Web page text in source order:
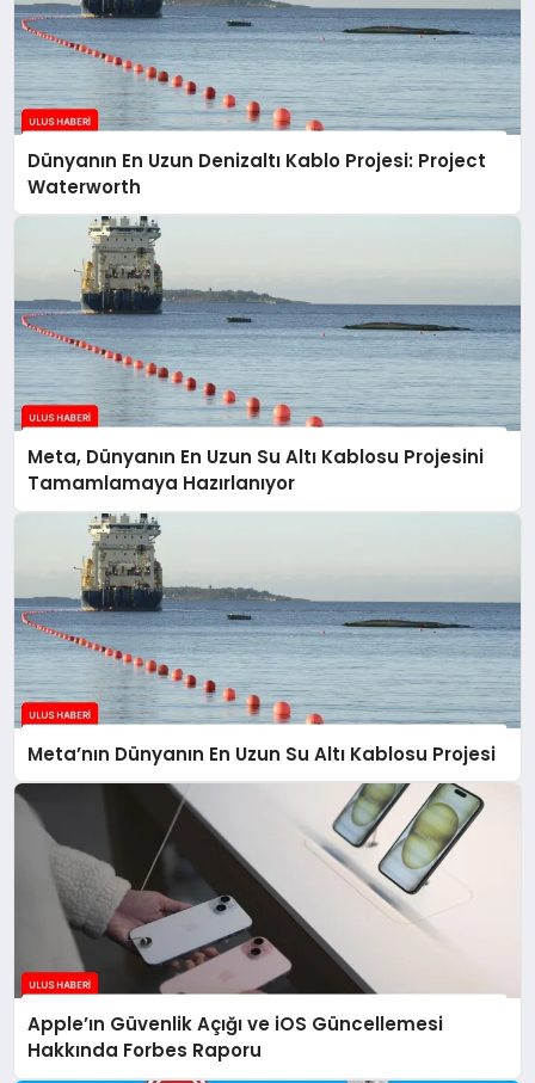
Dünyanın En Uzun Denizaltı Kablo Projesi: Project
Waterworth
Meta, Dünyanın En Uzun Su Altı Kablosu Projesini
Tamamlamaya Hazırlanıyor
Meta’nın Dünyanın En Uzun Su Altı Kablosu Projesi
Apple’ın Güvenlik Açığı ve iOS Güncellemesi
Hakkında Forbes Raporu